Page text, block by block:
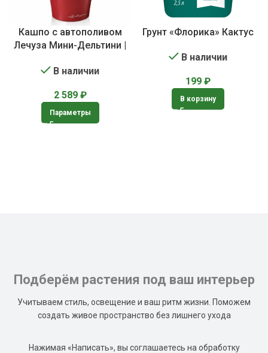
Кашпо с автополивом
Лечуза Мини-Дельтини |
В наличии
2 589 ₽
Параметры
Грунт «Флорика» Кактус
В наличии
199 ₽
В корзину
Подберём растения под ваш интерьер
Учитываем стиль, освещение и ваш ритм жизни. Поможем
создать живое пространство без лишнего ухода
Нажимая «Написать», вы соглашаетесь на обработку